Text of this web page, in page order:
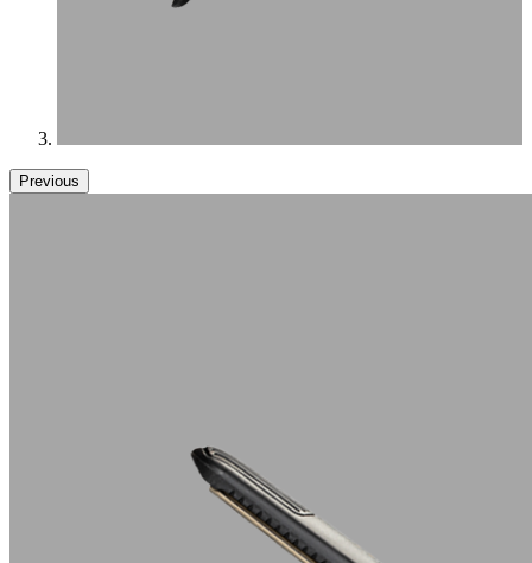
Previous